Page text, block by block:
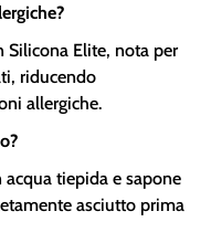
Silicona Elite, nota per
riducendo
allergiche.
tiepida e sapone
asciutto prima